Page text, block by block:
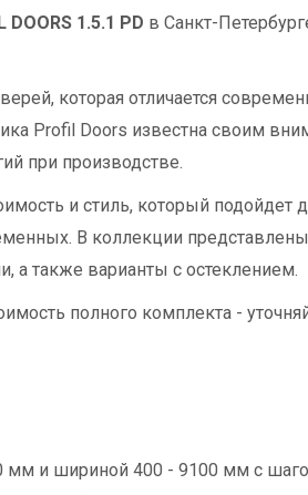
1.5.1 PD в Санкт-
которая отличается
Profil Doors известна своим
при производстве.
и стиль, который подойдет
В коллекции
а также варианты с остеклением.
полного комплекта -
мм и шириной 400 - 9100 мм с